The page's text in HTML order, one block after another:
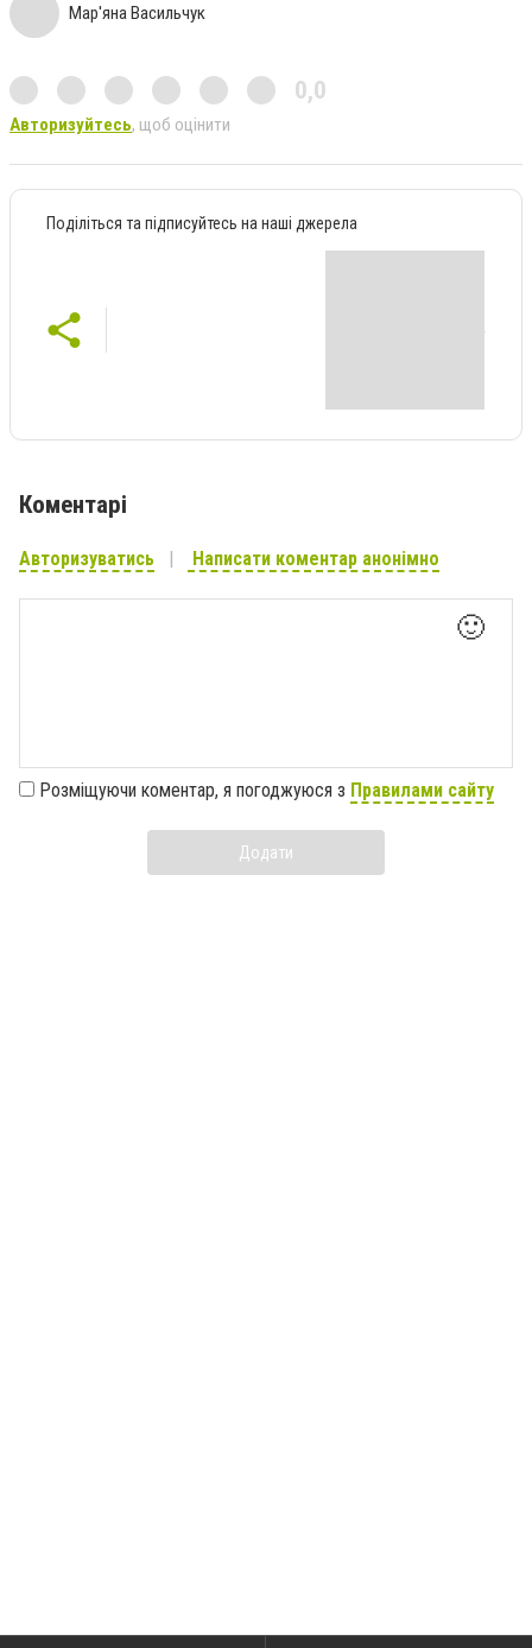
Мар'яна Васильчук
0,0
Авторизуйтесь, щоб оцінити
Поділіться та підписуйтесь на наші джерела
Коментарі
Авторизуватись Написати коментар анонімно
🙂
Розміщуючи коментар, я погоджуюся з Правилами сайту
Додати